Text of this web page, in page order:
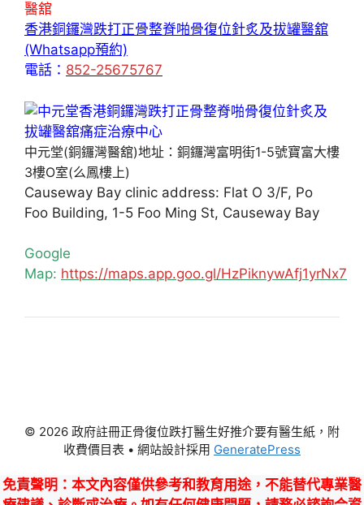
醫舘
香港銅鑼灣跌打正骨整脊啪骨復位針炙及拔罐醫舘
(Whatsapp預約)
電話： 852-25675767
中元堂(銅鑼灣醫舘)地址：銅鑼灣富明街1-5號寶富大樓
3樓O室(么鳳樓上)
Causeway Bay clinic address: Flat O 3/F, Po
Foo Building, 1-5 Foo Ming St, Causeway Bay
Google
Map: https://maps.app.goo.gl/HzPiknywAfj1yrNx7
© 2026 政府註冊正骨復位跌打醫生好推介要有醫生紙，附
收費價目表 • 網站設計採用 GeneratePress
免責聲明 ：本文內容僅供參考和教育用途，不能替代專業醫